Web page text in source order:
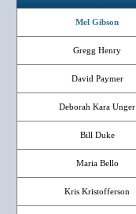
Mel Gibson
Gregg Henry
David Paymer
Deborah Kara Unger
Bill Duke
Maria Bello
Kris Kristofferson